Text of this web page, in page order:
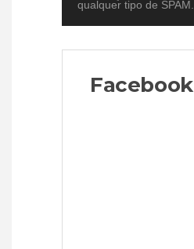
qualquer tipo de SPAM.
Facebook